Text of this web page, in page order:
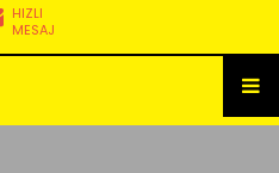
HIZLI
MESAJ